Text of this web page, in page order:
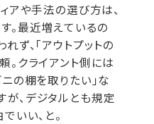
アや手法の選び方は、
。最近増えているの
ず、「アウトプットの
。クライアント側には
の棚を取りたい」な
、デジタルとも規定
いい、と。